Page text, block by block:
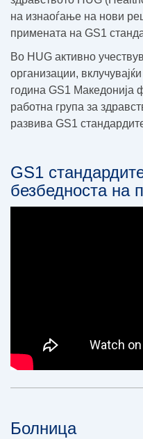
на изнаоѓање на нови
примената на GS1
Во HUG активно
организации,
година GS1
работна група за
развива GS1
GS1
безбедноста на
Болница